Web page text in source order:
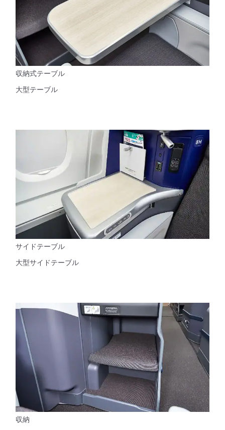
収納式テーブル
大型テーブル
サイドテーブル
大型サイドテーブル
収納